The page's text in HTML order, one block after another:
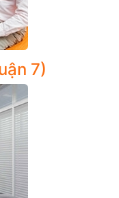
sớm bất thường.
và Vòm họng, Ung
toàn:
7)